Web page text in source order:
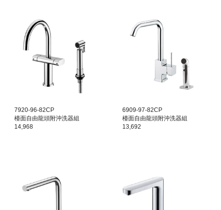
7920-96-82CP
檯面自由龍頭附沖洗器組
14,968
6909-97-82CP
檯面自由龍頭附沖洗器組
13,692